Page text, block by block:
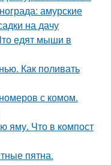
амурские
на дачу
едят мыши в
Как поливать
с комом.
яму. Что в компост
пятна.